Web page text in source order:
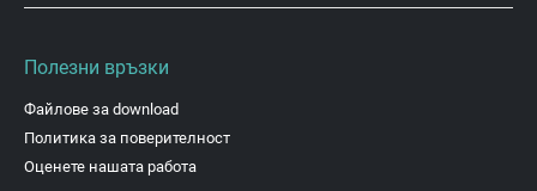
Полезни връзки
Файлове за download
Политика за поверителност
Оценете нашата работа